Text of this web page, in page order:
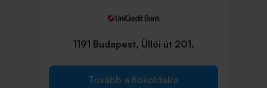
1191 Budapest, Üllői út 201.
Tovább a fiókoldalra